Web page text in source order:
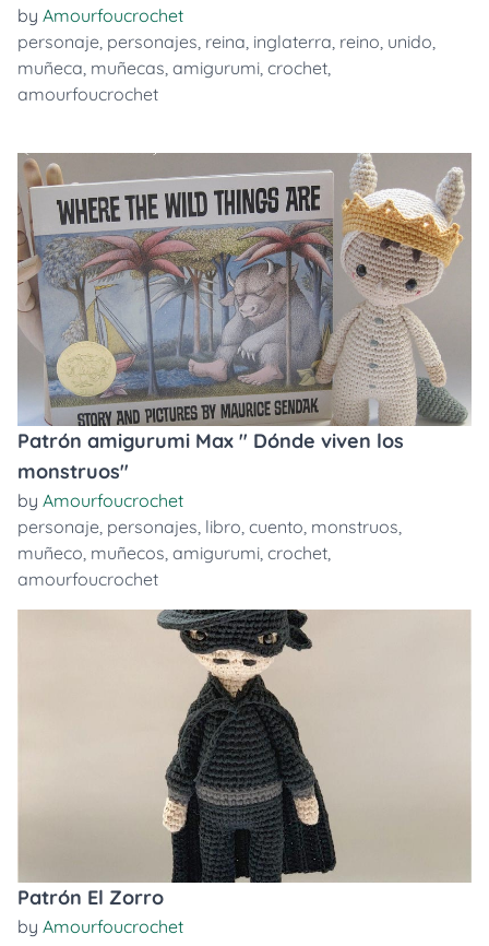
by Amourfoucrochet
personaje, personajes, reina, inglaterra, reino, unido,
muñeca, muñecas, amigurumi, crochet,
amourfoucrochet
Patrón amigurumi Max " Dónde viven los
monstruos"
by Amourfoucrochet
personaje, personajes, libro, cuento, monstruos,
muñeco, muñecos, amigurumi, crochet,
amourfoucrochet
Patrón El Zorro
by Amourfoucrochet